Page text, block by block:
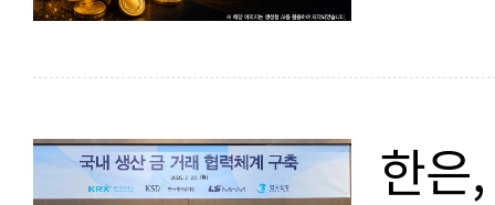
한은